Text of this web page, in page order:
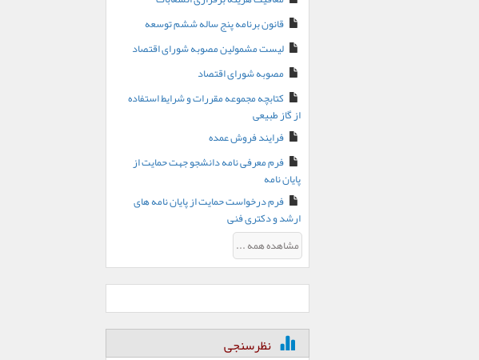
قانون برنامه پنج ساله ششم توسعه
لیست مشمولین مصوبه شورای اقتصاد
مصوبه شورای اقتصاد
کتابچه مجموعه مقررات و شرایط استفاده
از گاز طبیعی
فرایند فروش عمده
فرم معرفی نامه دانشجو جهت حمایت از
پایان نامه
فرم درخواست حمایت از پایان نامه های
ارشد و دکتری فنی
مشاهده همه ...
نظرسنجی